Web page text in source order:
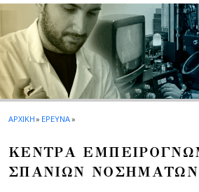
ΑΡΧΙΚΗ» ΕΡΕΥΝΑ»
ΚΕΝΤΡΑ
ΣΠΑΝΙΩΝ ΝΟΣΗΜΑΤΩΝ